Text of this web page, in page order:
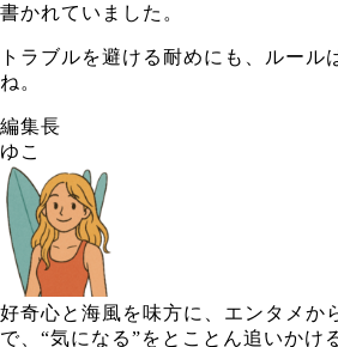
書かれていました。
トラブルを避ける耐めにも、ルール
ね。
編集長
ゆこ
好奇心と海風を味方に、エンタメか
で、“気になる”をとことん追いかけ